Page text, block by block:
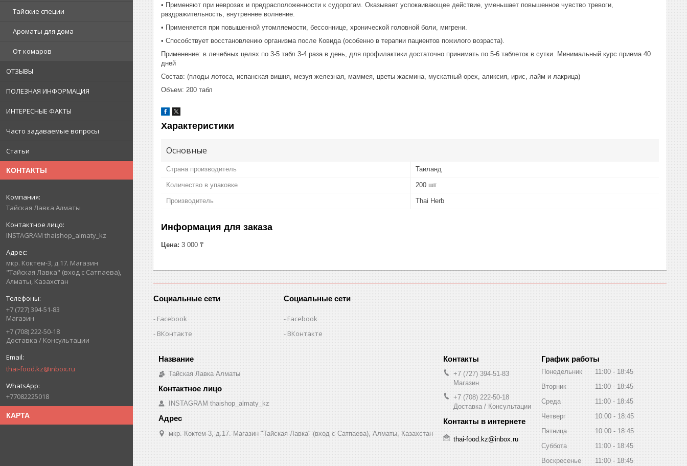
Тайские специи
Ароматы для дома
От комаров
ОТЗЫВЫ
ПОЛЕЗНАЯ ИНФОРМАЦИЯ
ИНТЕРЕСНЫЕ ФАКТЫ
Часто задаваемые вопросы
Статьи
КОНТАКТЫ
Тайская Лавка Алматы
INSTAGRAM thaishop_almaty_kz
мкр. Коктем-3, д.17. Магазин
"Тайская Лавка" (вход с Сатпаева),
Алматы, Казахстан
+7 (727) 394-51-83
Магазин
+7 (708) 222-50-18
Доставка / Консультации
thai-food.kz@inbox.ru
+77082225018
КАРТА
• Применяют при неврозах и предрасположенности к судорогам. Оказывает успокаивающее действие, уменьшает повышенное чувство тревоги,
раздражительность, внутреннее волнение.
• Применяется при повышенной утомляемости, бессоннице, хронической головной боли, мигрени.
• Способствует восстановлению организма после Ковида (особенно в терапии пациентов пожилого возраста).
Применение: в лечебных целях по 3-5 табл 3-4 раза в день, для профилактики достаточно принимать по 5-6 таблеток в сутки. Минимальный курс приема 40
дней
Состав: (плоды лотоса, испанская вишня, мезуя железная, маммея, цветы жасмина, мускатный орех, аликсия, ирис, лайм и лакрица)
Объем: 200 табл
Характеристики
Основные
Страна производитель Таиланд
Количество в упаковке 200 шт
Производитель Thai Herb
Информация для заказа
Цена: 3 000 ₸
Социальные сети
Facebook
ВКонтакте
Социальные сети
Facebook
ВКонтакте
Тайская Лавка Алматы
INSTAGRAM thaishop_almaty_kz
мкр. Коктем-3, д.17. Магазин "Тайская Лавка" (вход с Сатпаева), Алматы, Казахстан
+7 (727) 394-51-83
Магазин
+7 (708) 222-50-18
Доставка / Консультации
thai-food.kz@inbox.ru
График работы
Понедельник 11:00
18:45
Вторник
11:00
18:45
Среда
11:00
18:45
Четверг
10:00
18:45
Пятница
10:00
18:45
Суббота
11:00
18:45
Воскресенье
11:00 18:45